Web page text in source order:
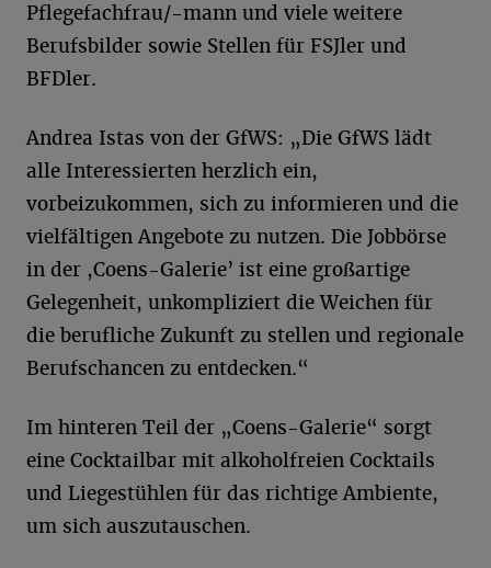
Pflegefachfrau/-mann und viele weitere
Berufsbilder sowie Stellen für FSJler und
BFDler.
Andrea Istas von der GfWS: „Die GfWS lädt
alle Interessierten herzlich ein,
vorbeizukommen, sich zu informieren und die
vielfältigen Angebote zu nutzen. Die Jobbörse
in der ,Coens-Galerie’ ist eine großartige
Gelegenheit, unkompliziert die Weichen für
die berufliche Zukunft zu stellen und regionale
Berufschancen zu entdecken.“
Im hinteren Teil der „Coens-Galerie“ sorgt
eine Cocktailbar mit alkoholfreien Cocktails
und Liegestühlen für das richtige Ambiente,
um sich auszutauschen.